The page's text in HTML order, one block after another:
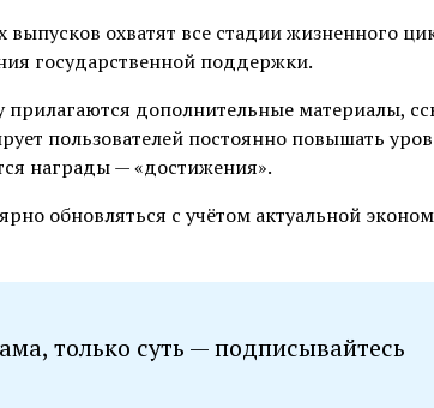
охватят все стадии жизненного
государственной поддержки.
дополнительные материалы,
пользователей постоянно повышать
награды — «достижения».
обновляться с учётом актуальной
только суть — подписывайтесь